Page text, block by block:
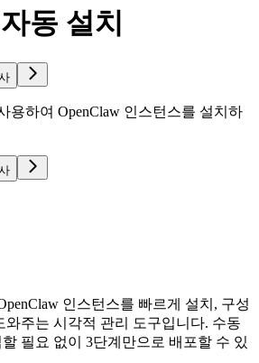
동 설치
용하여 OpenClaw 인스턴스를 설치하
인스턴스를 빠르게 설치, 구성
와주는 시각적 관리 도구입니다. 수동
필요 없이 3단계만으로 배포할 수 있